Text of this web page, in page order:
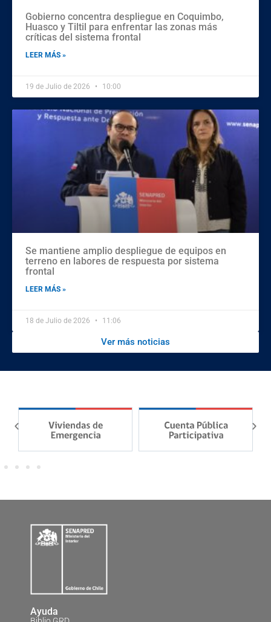
Gobierno concentra despliegue en Coquimbo,
Huasco y Tiltil para enfrentar las zonas más
críticas del sistema frontal
LEER MÁS »
19 de Julio de 2026 10:00
Se mantiene amplio despliegue de equipos en
terreno en labores de respuesta por sistema
frontal
LEER MÁS »
18 de Julio de 2026 11:06
Ver más noticias
Ayuda